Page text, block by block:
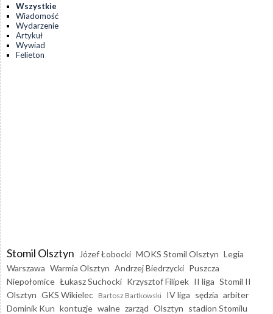
Wszystkie
Wiadomość
Wydarzenie
Artykuł
Wywiad
Felieton
Stomil Olsztyn Józef Łobocki MOKS Stomil Olsztyn Legia
Warszawa Warmia Olsztyn Andrzej Biedrzycki Puszcza
Niepołomice Łukasz Suchocki Krzysztof Filipek II liga Stomil II
Olsztyn GKS Wikielec Bartosz Bartkowski IV liga sędzia arbiter
Dominik Kun kontuzje walne zarząd Olsztyn stadion Stomilu